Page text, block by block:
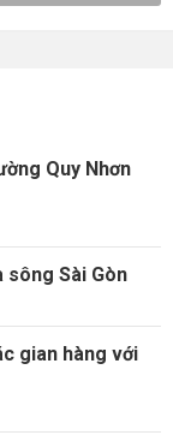
Quy Nhơn
sông Sài Gòn
gian hàng với